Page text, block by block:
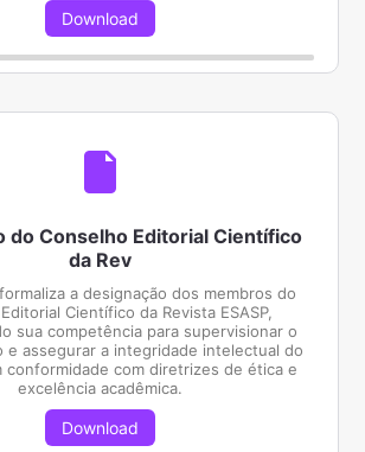
Download
do Conselho Editorial Científico
da Rev
a designação dos membros do
Científico da Revista ESASP,
sua competência para supervisionar o
e assegurar a integridade intelectual do
conformidade com diretrizes de ética e
excelência acadêmica.
Download